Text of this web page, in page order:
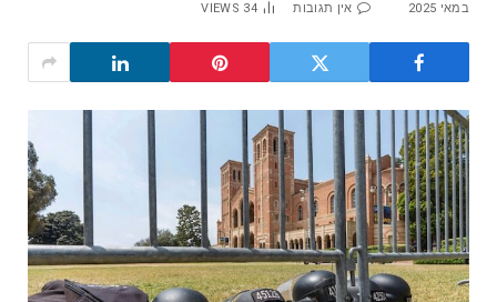
במאי 2025 אין תגובות 34
VIEWS